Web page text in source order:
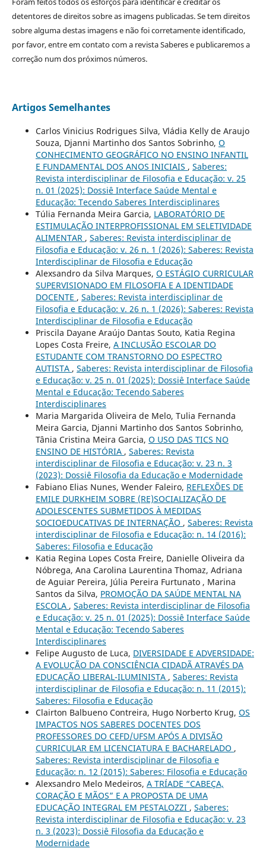
detentores de direitos sobre as imagens publicadas. Se tem direitos
sobre alguma destas imagens e não foi corretamente identificado,
por favor, entre em contato com a revista Saberes e publicaremos a
correção num dos próximos números.
Artigos Semelhantes
Carlos Vinicius Rodrigues Silva, Vládia Kelly de Araujo
Souza, Djanni Martinho dos Santos Sobrinho, O
CONHECIMENTO GEOGRÁFICO NO ENSINO INFANTIL
E FUNDAMENTAL DOS ANOS INICIAIS , Saberes:
Revista interdisciplinar de Filosofia e Educação: v. 25
n. 01 (2025): Dossiê Interface Saúde Mental e
Educação: Tecendo Saberes Interdisciplinares
Túlia Fernanda Meira Garcia, LABORATÓRIO DE
ESTIMULAÇÃO INTERPROFISSIONAL EM SELETIVIDADE
ALIMENTAR , Saberes: Revista interdisciplinar de
Filosofia e Educação: v. 26 n. 1 (2026): Saberes: Revista
Interdisciplinar de Filosofia e Educação
Alexsandro da Silva Marques, O ESTÁGIO CURRICULAR
SUPERVISIONADO EM FILOSOFIA E A IDENTIDADE
DOCENTE , Saberes: Revista interdisciplinar de
Filosofia e Educação: v. 26 n. 1 (2026): Saberes: Revista
Interdisciplinar de Filosofia e Educação
Priscila Dayane Araújo Dantas Souto, Katia Regina
Lopes Costa Freire, A INCLUSÃO ESCOLAR DO
ESTUDANTE COM TRANSTORNO DO ESPECTRO
AUTISTA , Saberes: Revista interdisciplinar de Filosofia
e Educação: v. 25 n. 01 (2025): Dossiê Interface Saúde
Mental e Educação: Tecendo Saberes
Interdisciplinares
Maria Margarida Oliveira de Melo, Tulia Fernanda
Meira Garcia, Djanni Martinho dos Santos Sobrinho,
Tânia Cristina Meira Garcia, O USO DAS TICS NO
ENSINO DE HISTÓRIA , Saberes: Revista
interdisciplinar de Filosofia e Educação: v. 23 n. 3
(2023): Dossiê Filosofia da Educação e Modernidade
Fabiano Elias Nunes, Wender Faleiro, REFLEXÕES DE
EMILE DURKHEIM SOBRE (RE)SOCIALIZAÇÃO DE
ADOLESCENTES SUBMETIDOS À MEDIDAS
SOCIOEDUCATIVAS DE INTERNAÇÃO , Saberes: Revista
interdisciplinar de Filosofia e Educação: n. 14 (2016):
Saberes: Filosofia e Educação
Katia Regina Lopes Costa Freire, Danielle Oliveira da
Nóbrega, Ana Carolina Laurentina Thomaz, Adriana
de Aguiar Pereira, Júlia Pereira Furtunato , Marina
Santos da Silva, PROMOÇÃO DA SAÚDE MENTAL NA
ESCOLA , Saberes: Revista interdisciplinar de Filosofia
e Educação: v. 25 n. 01 (2025): Dossiê Interface Saúde
Mental e Educação: Tecendo Saberes
Interdisciplinares
Felipe Augusto de Luca, DIVERSIDADE E ADVERSIDADE:
A EVOLUÇÃO DA CONSCIÊNCIA CIDADÃ ATRAVÉS DA
EDUCAÇÃO LIBERAL-ILUMINISTA , Saberes: Revista
interdisciplinar de Filosofia e Educação: n. 11 (2015):
Saberes: Filosofia e Educação
Clairton Balbueno Contreira, Hugo Norberto Krug, OS
IMPACTOS NOS SABERES DOCENTES DOS
PROFESSORES DO CEFD/UFSM APÓS A DIVISÃO
CURRICULAR EM LICENCIATURA E BACHARELADO ,
Saberes: Revista interdisciplinar de Filosofia e
Educação: n. 12 (2015): Saberes: Filosofia e Educação
Alexsandro Melo Medeiros, A TRÍADE “CABEÇA,
CORAÇÃO E MÃOS” E A PROPOSTA DE UMA
EDUCAÇÃO INTEGRAL EM PESTALOZZI , Saberes:
Revista interdisciplinar de Filosofia e Educação: v. 23
n. 3 (2023): Dossiê Filosofia da Educação e
Modernidade